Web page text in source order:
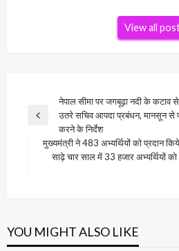
View all
navigation
Previous
नेपाल सीमा पर जगबूढ़ा नदी के कटाव
उतरे सचिव आपदा प्रबंधन, मानसून से
करने के निर्देश
Next
मुख्यमंत्री ने 483 अभ्यर्थियों को प्रदान
साढ़े चार साल में 33 हजार अभ्यर्थियों को
YOU MIGHT ALSO LIKE